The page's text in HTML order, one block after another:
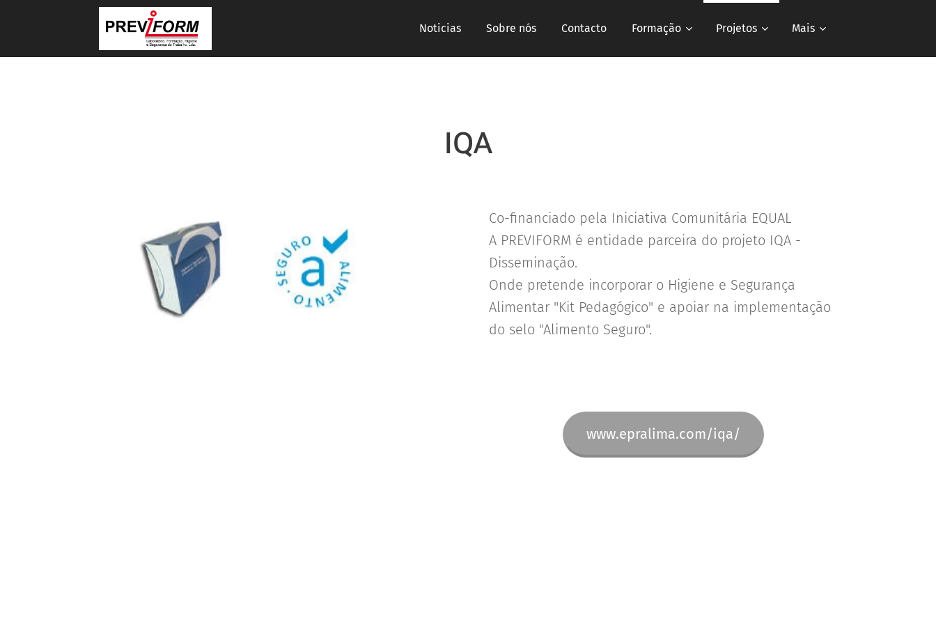
Noticias Sobre nós Contacto Formação Projetos Mais
IQA
Co-financiado pela Iniciativa Comunitária EQUAL
A PREVIFORM é entidade parceira do projeto IQA -
Disseminação.
Onde pretende incorporar o Higiene e Segurança
Alimentar "Kit Pedagógico" e apoiar na implementação
do selo "Alimento Seguro".
www.epralima.com/iqa/